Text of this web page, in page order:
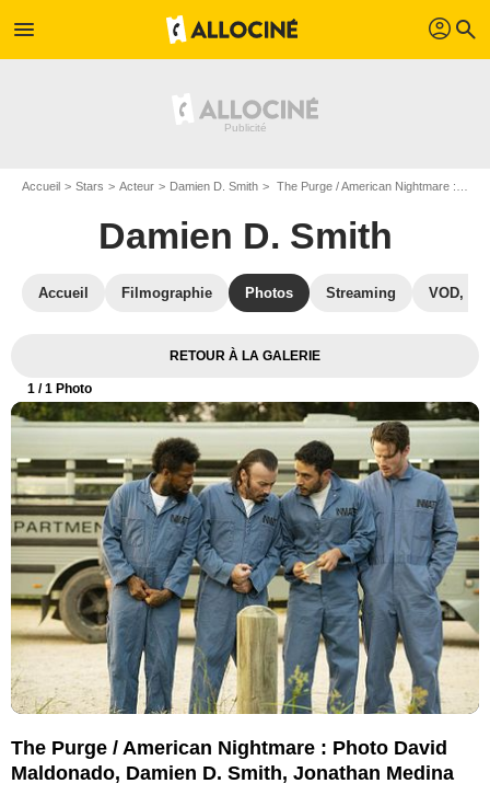
menu profil search
Accueil Stars Acteur Damien D. Smith The Purge / American Nightmare : Photo David Maldonado, Damien D. Smith, Jonathan Medina
Damien D. Smith
Accueil Filmographie Photos Streaming VOD,
RETOUR À LA GALERIE
1 / 1 Photo
The Purge / American Nightmare : Photo David
Maldonado, Damien D. Smith, Jonathan Medina